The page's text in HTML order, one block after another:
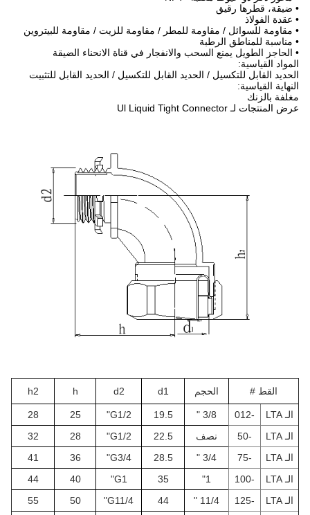
• ضيقة، قطرها رقيق
• عقدة الفولاذ
• مقاومة للسوائل / مقاومة للمطر / مقاومة للزيت / مقاومة للبيتروين
• مناسبة للمناطق الرطبة
• الحاجز الطويل يمنع السحب والانفجار في قناة الانحناء الضيقة
المواد القياسية:
الحديد القابل للتكسيل / الحديد القابل للتكسيل / الحديد القابل للتثبيت
النهاية القياسية:
مغلفة بالزنك
عرض المنتجات لـ Ul Liquid Tight Connector
القط # الحجم d1
d2
h
h2
الـ LTA -012
3/8 "
19.5
G1/2"
25
28
الـ LTA
-50 نصف 22.5
G1/2"
28
32
الـ LTA
-75
3/4 "
28.5
G3/4"
36
41
الـ LTA
-100
1"
35
G1"
40
44
الـ LTA
-125
11/4 "
44
G11/4"
50
55